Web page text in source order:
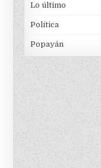
Lo último
Política
Popayán